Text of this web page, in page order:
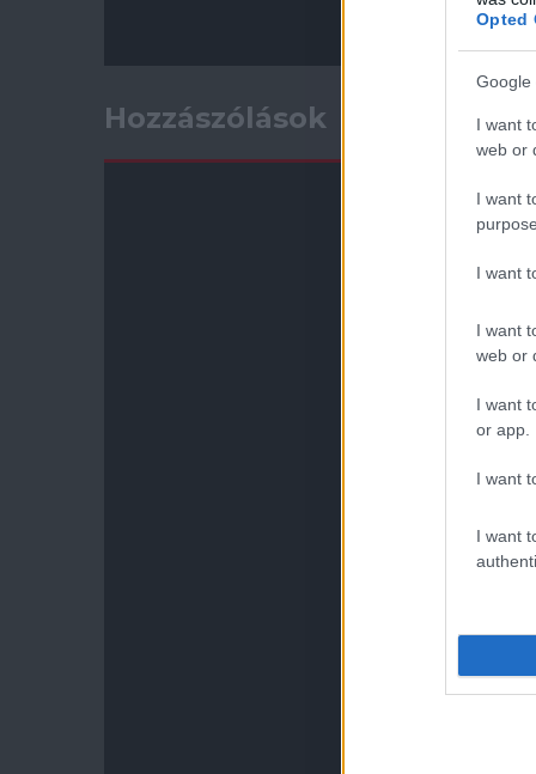
Opted
Google
I want
web or
I want
I want
I want
web or
I want
or app.
I want
I want
Hozzászólások